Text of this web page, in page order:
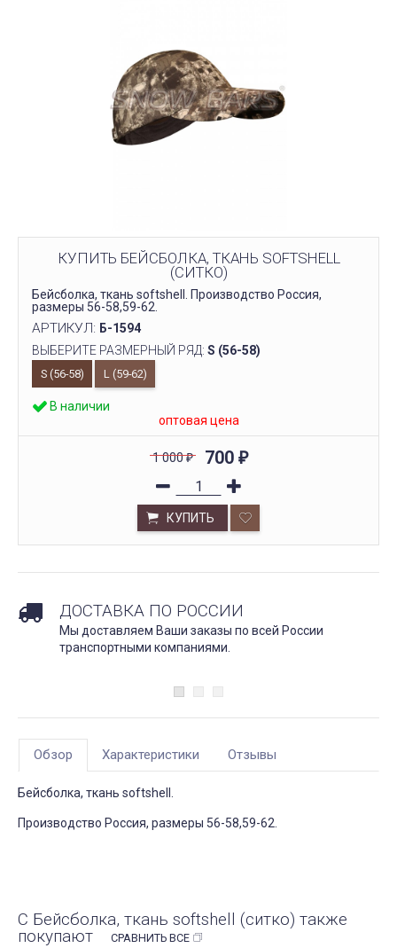
КУПИТЬ БЕЙСБОЛКА, ТКАНЬ SOFTSHELL
(СИТКО)
Бейсболка, ткань softshell. Производство Россия,
размеры 56-58,59-62.
АРТИКУЛ: Б-1594
ВЫБЕРИТЕ РАЗМЕРНЫЙ РЯД: S (56-58)
S (56-58) L (59-62)
В наличии
оптовая цена
1 000₽ 700 ₽
КУПИТЬ
ДОСТАВКА ПО РОССИИ
Мы доставляем Ваши заказы по всей России
транспортными компаниями.
Обзор Характеристики Отзывы
Бейсболка, ткань softshell.
Производство Россия, размеры 56-58,59-62.
С Бейсболка, ткань softshell (ситко) также
покупают
СРАВНИТЬ ВСЕ